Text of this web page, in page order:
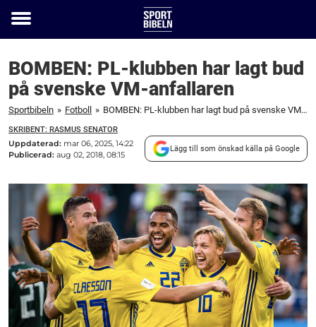
Toggle
BOMBEN: PL-klubben har lagt bud
på svenske VM-anfallaren
Sportbibeln » Fotboll » BOMBEN: PL-klubben har lagt bud på svenske VM-anfallaren
SKRIBENT: RASMUS SENATOR
Uppdaterad: mar 06, 2025, 14:22
Publicerad: aug 02, 2018, 08:15
Lägg till som önskad källa på Google